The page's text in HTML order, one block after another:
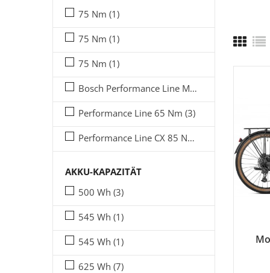
75 Nm (1)
75 Nm (1)
75 Nm (1)
Bosch Performance Line Motor 75 Nm
Performance Line 65 Nm (3)
Performance Line CX 85 Nm
AKKU-KAPAZITÄT
500 Wh (3)
545 Wh (1)
545 Wh (1)
625 Wh (7)